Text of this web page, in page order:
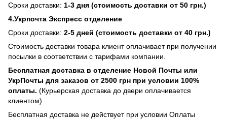
Сроки доставки: 1-3 дня (стоимость доставки от 50 грн.)
4.Укрпочта Экспресс отделение
Сроки доставки: 2-5 дней (стоимость доставки от 40 грн.)
Стоимость доставки товара клиент оплачивает при получении
посылки в соответствии с тарифами компании.
Бесплатная доставка в отделение Новой Почты или
УкрПочты для заказов от 2500 грн при условии 100%
оплаты. (Курьерская доставка до двери оплачивается
клиентом)
Бесплатная доставка не действует при условии Оплаты